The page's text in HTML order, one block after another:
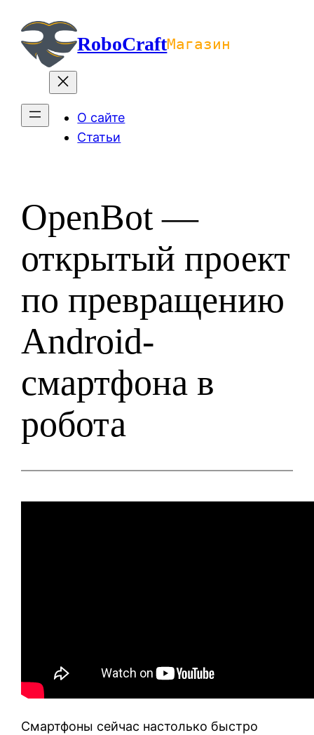
содержимомуRoboCraftМагазин
О сайте
Статьи
OpenBot —
открытый проект
по превращению
Android-
смартфона в
робота
Смартфоны сейчас настолько быстро